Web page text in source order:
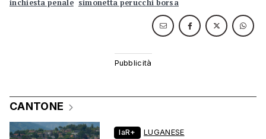
inchiesta penale simonetta perucchi borsa
CANTONE
laR+ LUGANESE